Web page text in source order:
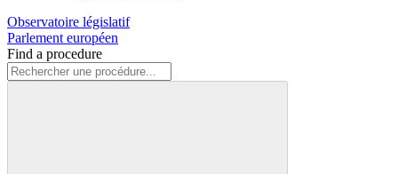
Observatoire législatif
Parlement européen
Find a procedure